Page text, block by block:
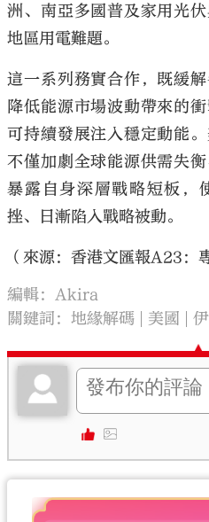
洲、南亞多國普及家用光
地區用電難題。
這一系列務實合作，既緩
降低能源市場波動帶來的
可持續發展注入穩定動能
不僅加劇全球能源供需失
暴露自身深層戰略短板，
挫、日漸陷入戰略被動。
（來源：香港文匯報A23
編輯：Akira
關鍵詞：地緣解碼 美國